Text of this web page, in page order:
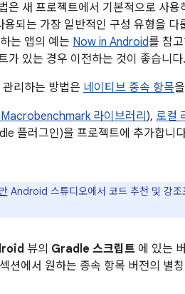
은 새 프로젝트에서 기본적으로 사
되는 가장 일반적인 구성 유형을 다
는 앱의 예는 Now in Android를 참
가 있는 경우 이전하는 것이 좋습니다.
리하는 방법은 네이티브 종속 항목
라이브러리 ), 로컬
플러그인)을 프로젝트에 추가합니
Android 스튜디오에서 코드 추천 및 강조
뷰의 Gradle 스크립트 에 있는
섹션에서 원하는 종속 항목 버전의 별